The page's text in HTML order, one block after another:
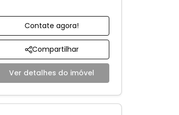
Contate agora!
Compartilhar
Ver detalhes do imóvel